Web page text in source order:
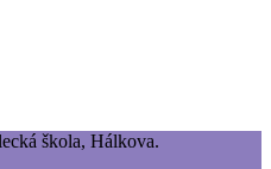
škola, Hálkova.